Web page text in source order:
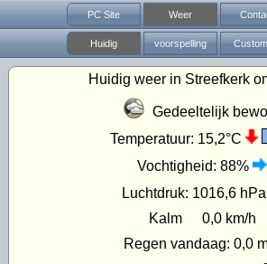
PC Site Weer
Huidig voorspelling
Huidig weer in Streefkerk
Gedeeltelijk
Temperatuur: 15,2°C
Vochtigheid: 88%
Luchtdruk: 1016,6 hPa
Kalm
0,0 km/h
Regen vandaag: 0,0